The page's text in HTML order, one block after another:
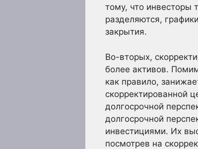
тому, что инвесторы
разделяются,
закрытия.
Во-вторых,
более активов.
как правило,
скорректированной
долгосрочной
долгосрочной
инвестициями. Их
посмотрев на